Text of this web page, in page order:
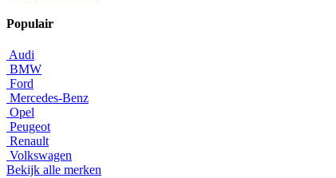
Populair
Audi
BMW
Ford
Mercedes-Benz
Opel
Peugeot
Renault
Volkswagen
Bekijk alle merken